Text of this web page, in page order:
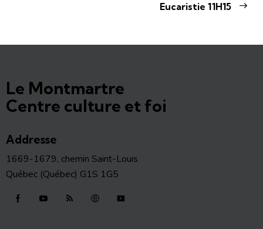
Eucaristie 11H15
Le Montmartre
Centre culture et foi
Addresse
1669-1679, chemin Saint-Louis
Québec (Québec) G1S 1G5